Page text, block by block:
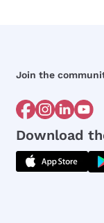
Join the
Download